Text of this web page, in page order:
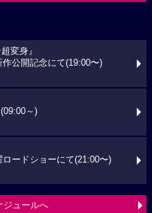
変身』
公開記念にて(19:00〜)
～)
ードショーにて(21:00〜)
ジュールへ